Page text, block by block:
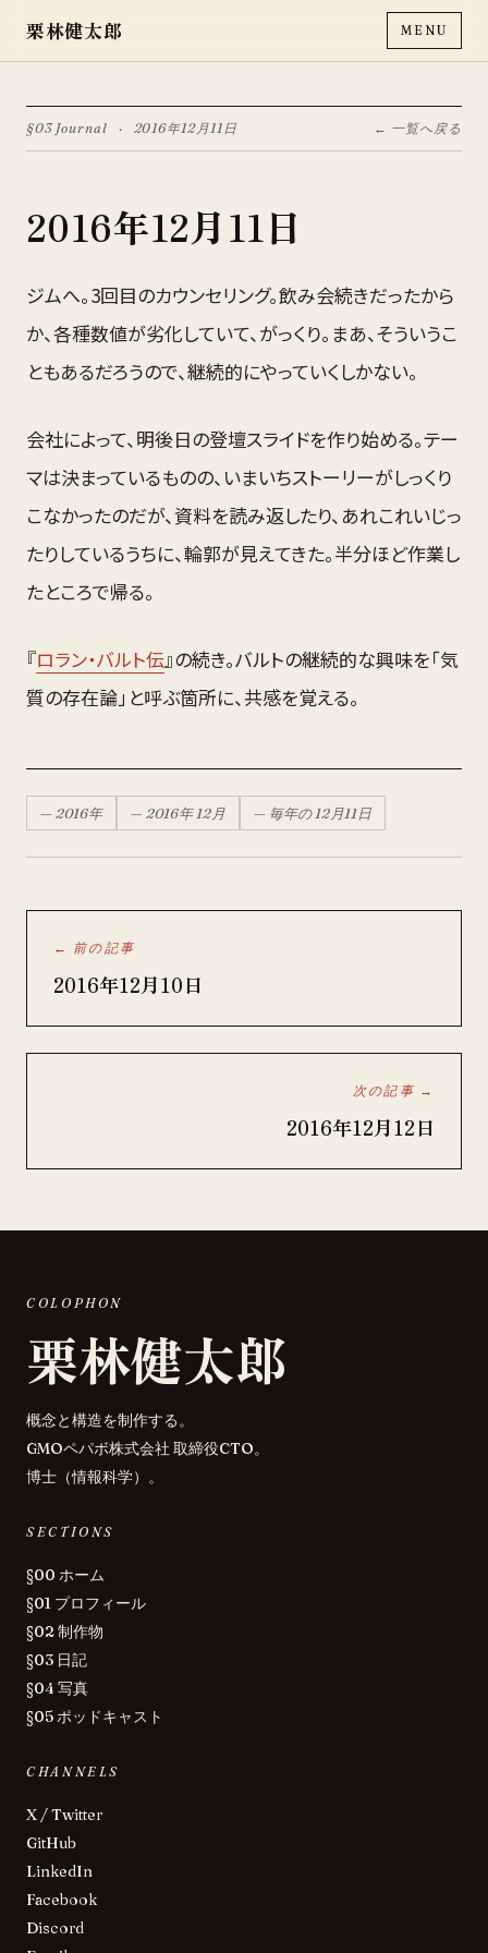
栗林健太郎 MENU
§03 Journal · 2016年12月11日 ← 一覧へ戻る
2016年12月11日
ジムへ。3回目のカウンセリング。飲み会続きだったから
か、各種数値が劣化していて、がっくり。まあ、そういうこ
ともあるだろうので、継続的にやっていくしかない。
会社によって、明後日の登壇スライドを作り始める。テー
マは決まっているものの、いまいちストーリーがしっくり
こなかったのだが、資料を読み返したり、あれこれいじっ
たりしているうちに、輪郭が見えてきた。半分ほど作業し
たところで帰る。
『ロラン・バルト伝』の続き。バルトの継続的な興味を「気
質の存在論」と呼ぶ箇所に、共感を覚える。
— 2016年 — 2016年12月 — 毎年の12月11日
← 前の記事
2016年12月10日
次の記事 →
2016年12月12日
COLOPHON
栗林健太郎
概念と構造を制作する。
GMOペパボ株式会社 取締役CTO。
博士（情報科学）。
SECTIONS
§00 ホーム
§01 プロフィール
§02 制作物
§03 日記
§04 写真
§05 ポッドキャスト
CHANNELS
X / Twitter
GitHub
LinkedIn
Facebook
Discord